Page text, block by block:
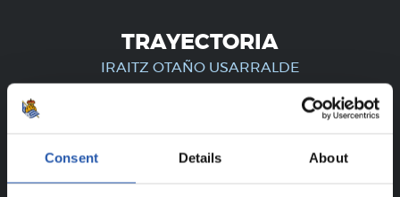
Consent Details About
TRAYECTORIA
IRAITZ OTAÑO USARRALDE
¡SOLO PARA USUARIOS
REGISTRADOS!